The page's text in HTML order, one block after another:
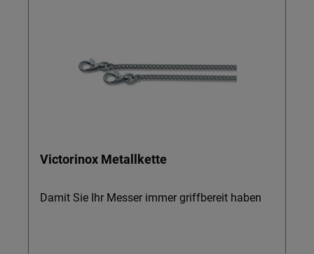
Victorinox Metallkette
Damit Sie Ihr Messer immer griffbereit haben